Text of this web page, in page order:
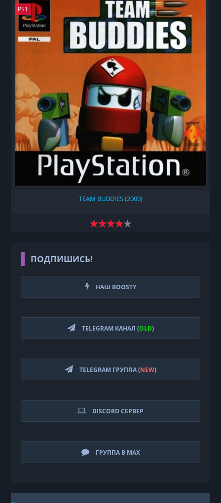
PS1
TEAM BUDDIES (2000)
ПОДПИШИСЬ!
НАШ BOOSTY
TELEGRAM КАНАЛ (OLD)
TELEGRAM ГРУППА (NEW)
DISCORD СЕРВЕР
ГРУППА В MAX